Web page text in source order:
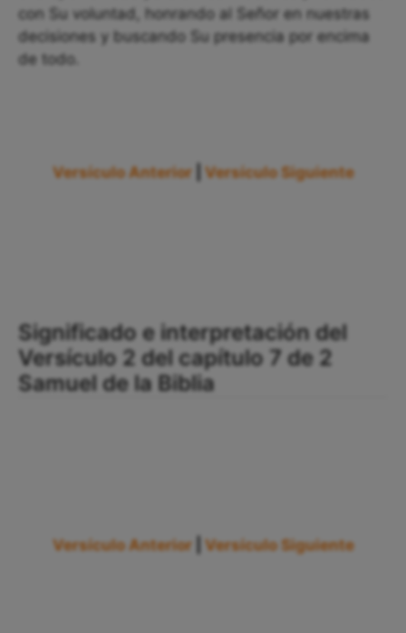
con Su voluntad, honrando al Señor en nuestras
decisiones y buscando Su presencia por encima
de todo.
Versículo Anterior Versículo Siguiente
Significado e interpretación del
Versículo 2 del capítulo 7 de 2
Samuel de la Biblia
Versículo Anterior Versículo Siguiente